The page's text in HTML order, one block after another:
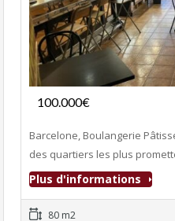
100.000€
Barcelone, Boulangerie
des quartiers les plus
Plus d'informations
80 m2